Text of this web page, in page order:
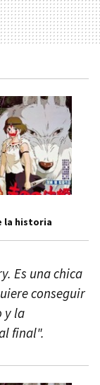
la historia
Es una chica
conseguir
y la
final".